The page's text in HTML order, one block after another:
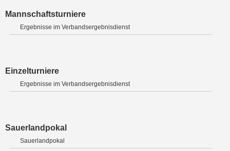
Mannschaftsturniere
Ergebnisse im Verbandsergebnisdienst
Einzelturniere
Ergebnisse im Verbandsergebnisdienst
Sauerlandpokal
Sauerlandpokal